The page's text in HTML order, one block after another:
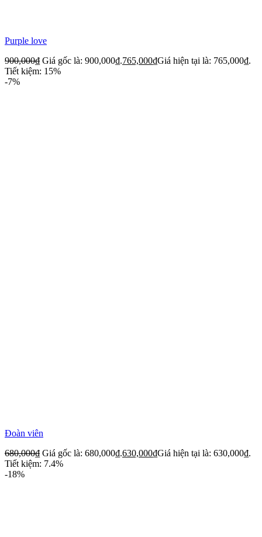
Purple love
900,000₫ Giá gốc là: 900,000₫.765,000₫Giá hiện tại là: 765,000₫.
Tiết kiệm: 15%
-7%
Đoàn viên
680,000₫ Giá gốc là: 680,000₫.630,000₫Giá hiện tại là: 630,000₫.
Tiết kiệm: 7.4%
-18%